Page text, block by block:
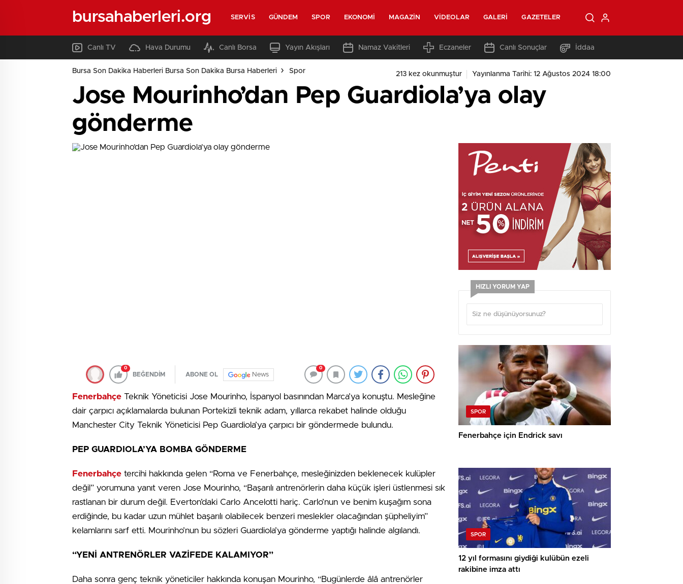
bursahaberleri.org SERVIS GÜNDEM SPOR EKONOMI MAGAZIN VIDEOLAR GALERI GAZETELER
Canlı TV Hava Durumu Canlı Borsa Yayın Akışları Namaz Vakitleri Eczaneler Canlı Sonuçlar İddaa
Bursa Son Dakika Haberleri Bursa Son Dakika Bursa Haberleri Spor 213 kez okunmuştur Yayınlanma Tarihi: 12 Ağustos 2024 18:00
Jose Mourinho’dan Pep Guardiola’ya olay
gönderme
0
BEĞENDİM ABONE OL News
0
Fenerbahçe Teknik Yöneticisi Jose Mourinho, İspanyol basınından Marca’ya konuştu. Mesleğine
dair çarpıcı açıklamalarda bulunan Portekizli teknik adam, yıllarca rekabet halinde olduğu
Manchester City Teknik Yöneticisi Pep Guardiola’ya çarpıcı bir göndermede bulundu.
PEP GUARDIOLA’YA BOMBA GÖNDERME
Fenerbahçe tercihi hakkında gelen “Roma ve Fenerbahçe, mesleğinizden beklenecek kulüpler
değil” yorumuna yanıt veren Jose Mourinho, “Başarılı antrenörlerin daha küçük işleri üstlenmesi sık
rastlanan bir durum değil. Everton’daki Carlo Ancelotti hariç. Carlo’nun ve benim kuşağım sona
erdiğinde, bu kadar uzun mühlet başarılı olabilecek benzeri meslekler olacağından şüpheliyim”
kelamlarını sarf etti. Mourinho’nun bu sözleri Guardiola’ya gönderme yaptığı halinde algılandı.
“YENİ ANTRENÖRLER VAZİFEDE KALAMIYOR”
Daha sonra genç teknik yöneticiler hakkında konuşan Mourinho, “Bugünlerde âlâ antrenörler
HIZLI YORUM YAP
SPOR
Fenerbahçe için Endrick savı
SPOR
12 yıl formasını giydiği kulübün ezeli
rakibine imza attı